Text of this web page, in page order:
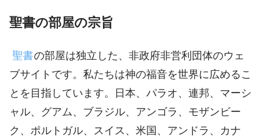
聖書の部屋の宗旨
聖書の部屋は独立した、非政府非営利団体のウェ
ブサイトです。私たちは神の福音を世界に広めるこ
とを目指しています。日本、パラオ、連邦、マーシ
ャル、グアム、ブラジル、アンゴラ、モザンビー
ク、ポルトガル、スイス、米国、アンドラ、カナ